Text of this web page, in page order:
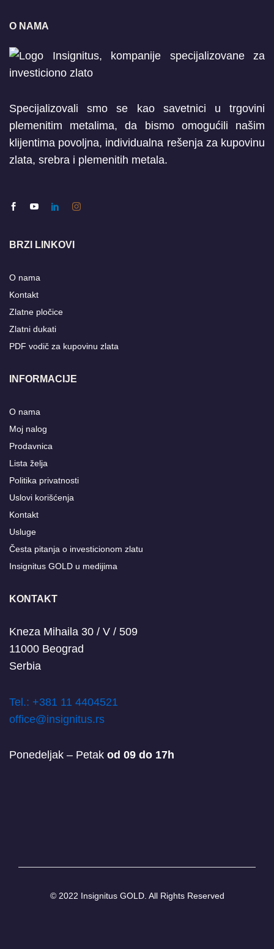
O NAMA
Specijalizovali smo se kao savetnici u trgovini
plemenitim metalima, da bismo omogućili našim
klijentima povoljna, individualna rešenja za kupovinu
zlata, srebra i plemenitih metala.
BRZI LINKOVI
O nama
Kontakt
Zlatne pločice
Zlatni dukati
PDF vodič za kupovinu zlata
INFORMACIJE
O nama
Moj nalog
Prodavnica
Lista želja
Politika privatnosti
Uslovi korišćenja
Kontakt
Usluge
Česta pitanja o investicionom zlatu
Insignitus GOLD u medijima
KONTAKT
Kneza Mihaila 30 / V / 509
11000 Beograd
Serbia
Tel.: +381 11 4404521
office@insignitus.rs
Ponedeljak – Petak od 09 do 17h
© 2022 Insignitus GOLD. All Rights Reserved